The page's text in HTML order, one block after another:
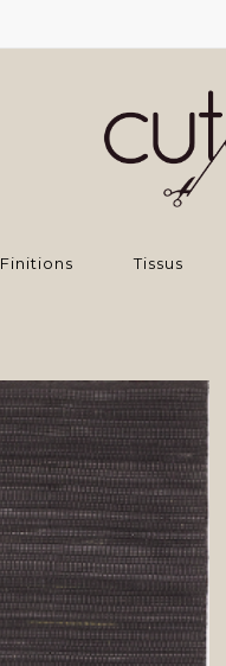
Finitions Tissus